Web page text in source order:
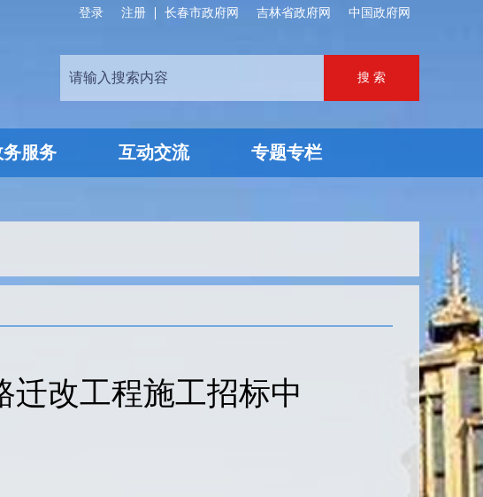
中国政府网
吉林省政府网
长春市政府网
注册
登录
务服务 互动交流 专题专栏
迁改工程施工招标中